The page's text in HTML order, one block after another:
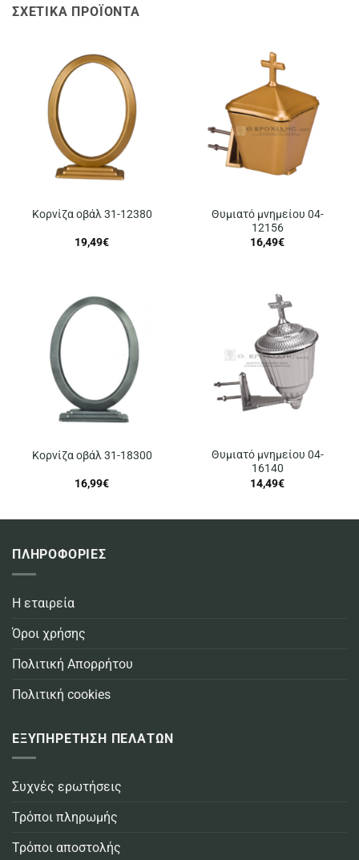
ΣΧΕΤΙΚΆ ΠΡΟΪΌΝΤΑ
Κορνίζα οβάλ 31-12380
19,49€
Θυμιατό μνημείου 04-
12156
16,49€
Κορνίζα οβάλ 31-18300
16,99€
Θυμιατό μνημείου 04-
16140
14,49€
ΠΛΗΡΟΦΟΡΙΕΣ
Η εταιρεία
Όροι χρήσης
Πολιτική Απορρήτου
Πολιτική cookies
ΕΞΥΠΗΡΕΤΗΣΗ ΠΕΛΑΤΩΝ
Συχνές ερωτήσεις
Τρόποι πληρωμής
Τρόποι αποστολής